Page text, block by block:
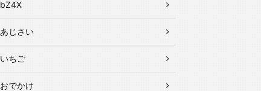
bZ4X
あじさい
いちご
おでかけ